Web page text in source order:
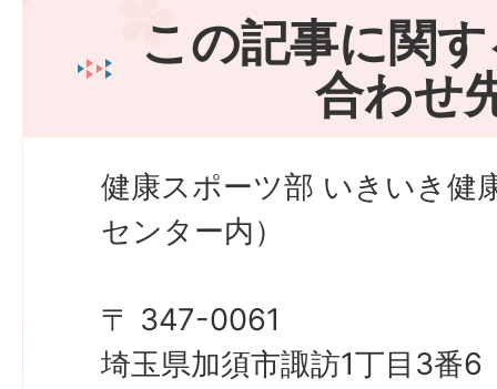
この記事に関
合わせ
健康スポーツ部 いきいき健
センター内）
〒 347-0061
埼玉県加須市諏訪1丁目3番6